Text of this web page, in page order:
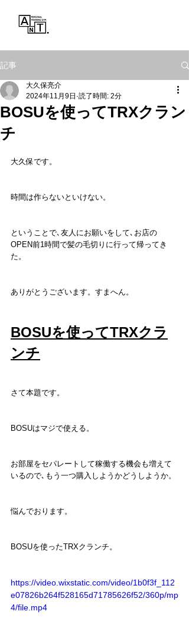
記事
BOSUを使ってTRXクラン
チ
大久保亮介
2024年11月9日 読了時間: 2分
大久保です。
時間は作らないといけない。
ということで､友人にお願いをして､お店の
OPEN前1時間で髪の毛切りに行って帰ってき
た。
ありがとうございます。すまへん。
BOSUを使ってTRXクラ
ンチ
さて本題です。
BOSUはマジで使える。
お部屋をセパレートして稼働する機会も増えて
いるので､もう一つ購入しようかどうしようか。
悩んでおります。
BOSUを使ったTRXクランチ。
https://video.wixstatic.com/video/1b0f3f_112
e07826b264f528165d71785626f52/360p/mp
4/file.mp4